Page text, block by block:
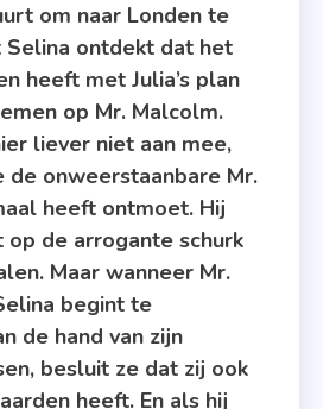
om naar Londen te
Selina ontdekt dat het
heeft met Julia’s plan
op Mr. Malcolm.
liever niet aan mee,
de onweerstaanbare Mr.
heeft ontmoet. Hij
de arrogante schurk
Maar wanneer Mr.
begint te
de hand van zijn
besluit ze dat zij ook
heeft. En als hij